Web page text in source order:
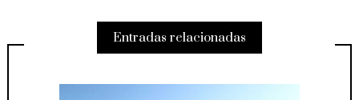
Entradas relacionadas